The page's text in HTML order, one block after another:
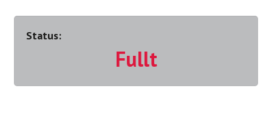
Status:
Fullt